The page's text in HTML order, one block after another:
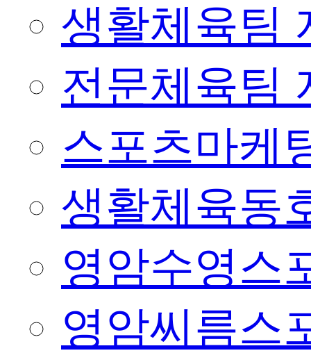
생활체육팀
전문체육팀
스포츠마케
생활체육동
영암수영스
영암씨름스